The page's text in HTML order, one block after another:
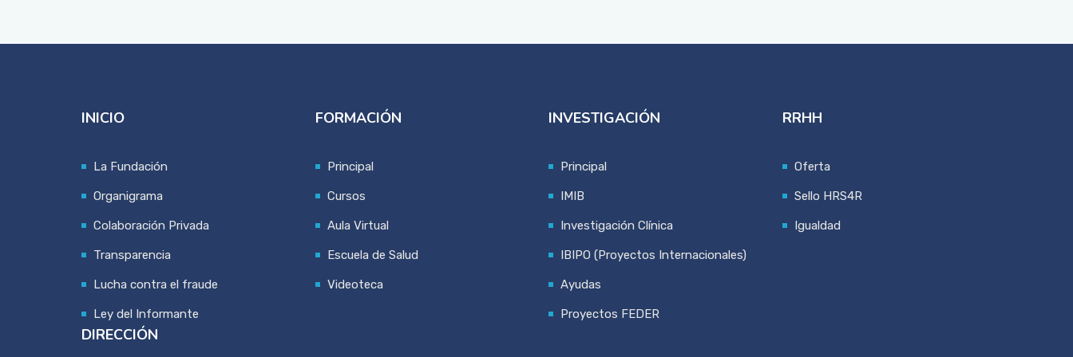
INICIO
La Fundación
Organigrama
Colaboración Privada
Transparencia
Lucha contra el fraude
Ley del Informante
FORMACIÓN
Principal
Cursos
Aula Virtual
Escuela de Salud
Videoteca
INVESTIGACIÓN
Principal
IMIB
Investigación Clínica
IBIPO (Proyectos Internacionales)
Ayudas
Proyectos FEDER
RRHH
Oferta
Sello HRS4R
Igualdad
DIRECCIÓN